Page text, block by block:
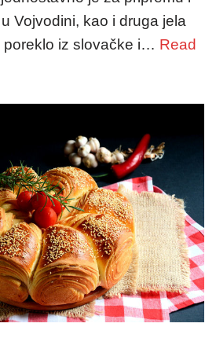
Vojvodini, kao i druga jela
poreklo iz slovačke i… Read